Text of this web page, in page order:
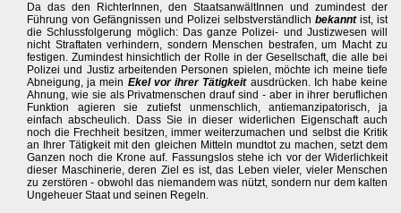
Da das den RichterInnen, den StaatsanwältInnen und zumindest der
Führung von Gefängnissen und Polizei selbstverständlichbekanntist, ist
die Schlussfolgerung möglich: Das ganze Polizei- und Justizwesen will
nicht Straftaten verhindern, sondern Menschen bestrafen, um Macht zu
festigen. Zumindest hinsichtlich der Rolle in der Gesellschaft, die alle bei
Polizei und Justiz arbeitenden Personen spielen, möchte ich meine tiefe
Abneigung, ja mein Ekel vor ihrer Tätigkeitausdrücken. Ich habe keine
Ahnung, wie sie als Privatmenschen drauf sind - aber in ihrer beruflichen
Funktion agieren sie zutiefst unmenschlich, antiemanzipatorisch, ja
einfach abscheulich. Dass Sie in dieser widerlichen Eigenschaft auch
noch die Frechheit besitzen, immer weiterzumachen und selbst die Kritik
an Ihrer Tätigkeit mit den gleichen Mitteln mundtot zu machen, setzt dem
Ganzen noch die Krone auf. Fassungslos stehe ich vor der Widerlichkeit
dieser Maschinerie, deren Ziel es ist, das Leben vieler, vieler Menschen
zu zerstören - obwohl das niemandem was nützt, sondern nur dem kalten
Ungeheuer Staat und seinen Regeln.